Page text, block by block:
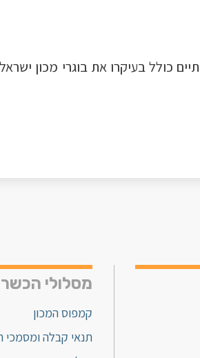
כולל בעיקרו את בוגרי מכון
מסלולי
קמפוס המכון
תנאי קבלה